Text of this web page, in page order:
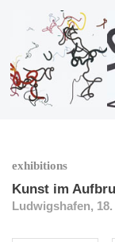
exhibitions
Kunst im
Ludwigshafen, 18.